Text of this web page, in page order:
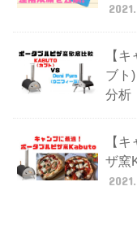
【
ブト
分析
【
ザ窯